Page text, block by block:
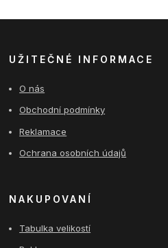
UŽITEČNÉ INFORMACE
O nás
Obchodní podmínky
Reklamace
Ochrana osobních údajů
NAKUPOVANÍ
Tabulka velikostí